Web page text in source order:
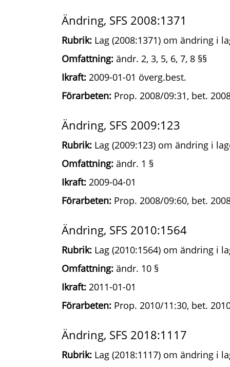
Ändring, SFS 2008:1371
Rubrik: Lag (2008:1371) om ändring i
Omfattning: ändr. 2, 3, 5, 6, 7, 8 §§
Ikraft: 2009-01-01 överg.best.
Förarbeten: Prop. 2008/09:31, bet.
Ändring, SFS 2009:123
Rubrik: Lag (2009:123) om ändring i
Omfattning: ändr. 1 §
Ikraft: 2009-04-01
Förarbeten: Prop. 2008/09:60, bet.
Ändring, SFS 2010:1564
Rubrik: Lag (2010:1564) om ändring i
Omfattning: ändr. 10 §
Ikraft: 2011-01-01
Förarbeten: Prop. 2010/11:30, bet.
Ändring, SFS 2018:1117
Rubrik: Lag (2018:1117) om ändring i